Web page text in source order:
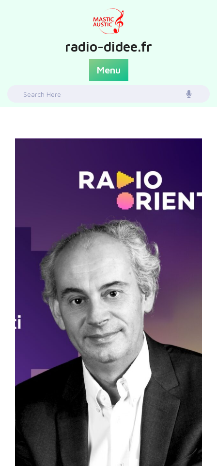
radio-didee.fr
Menu
Search